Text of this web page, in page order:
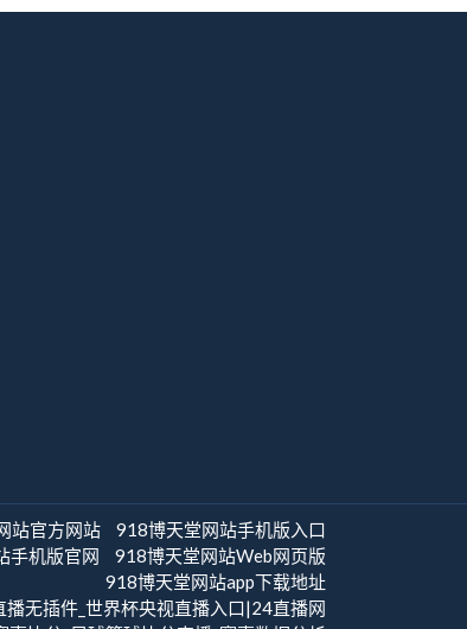
站官方网站
918博天堂网站手机版入口
手机版官网
918博天堂网站Web网页版
918博天堂网站app下载地址
无插件_世界杯央视直播入口|24直播网